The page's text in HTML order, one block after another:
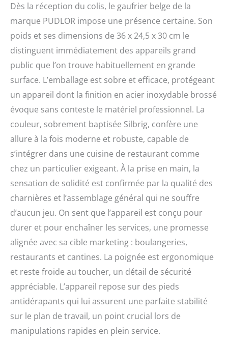
poêles chauffantes pour
former de délicieuses
gaufres (4 pièces à la
fois). Le revêtement
antiadhésif en téflon
permet une meilleure
mise en forme et garde
votre espace propre et
bien rangé sans avoir
besoin de beaucoup de
temps pour le nettoyage.
Qualité avancée : la zone
de chauffage et de
éviter les risques de
brûlure. Des connexions
stables et lisses entre les
deux poêles assurent
une utilisation apaisante.
Quatre patins de pieds
assurent un maintien sûr
de la machine. Robuste
et durable : corps de la
machine et gaine en fil
d'acier inoxydable, facile
à nettoyer et assure une
durée de travail plus
longue, bien rangé, beau
sans désordre. Le niveau
de sécurité est
également amélioré.
Dès la réception du colis, le gaufrier belge de la
marque PUDLOR impose une présence certaine. Son
poids et ses dimensions de 36 x 24,5 x 30 cm le
distinguent immédiatement des appareils grand
public que l’on trouve habituellement en grande
surface. L’emballage est sobre et efficace, protégeant
un appareil dont la finition en acier inoxydable brossé
évoque sans conteste le matériel professionnel. La
couleur, sobrement baptisée Silbrig, confère une
allure à la fois moderne et robuste, capable de
s’intégrer dans une cuisine de restaurant comme
chez un particulier exigeant. À la prise en main, la
sensation de solidité est confirmée par la qualité des
charnières et l’assemblage général qui ne souffre
d’aucun jeu. On sent que l’appareil est conçu pour
durer et pour enchaîner les services, une promesse
alignée avec sa cible marketing : boulangeries,
restaurants et cantines. La poignée est ergonomique
et reste froide au toucher, un détail de sécurité
appréciable. L’appareil repose sur des pieds
antidérapants qui lui assurent une parfaite stabilité
sur le plan de travail, un point crucial lors de
manipulations rapides en plein service.